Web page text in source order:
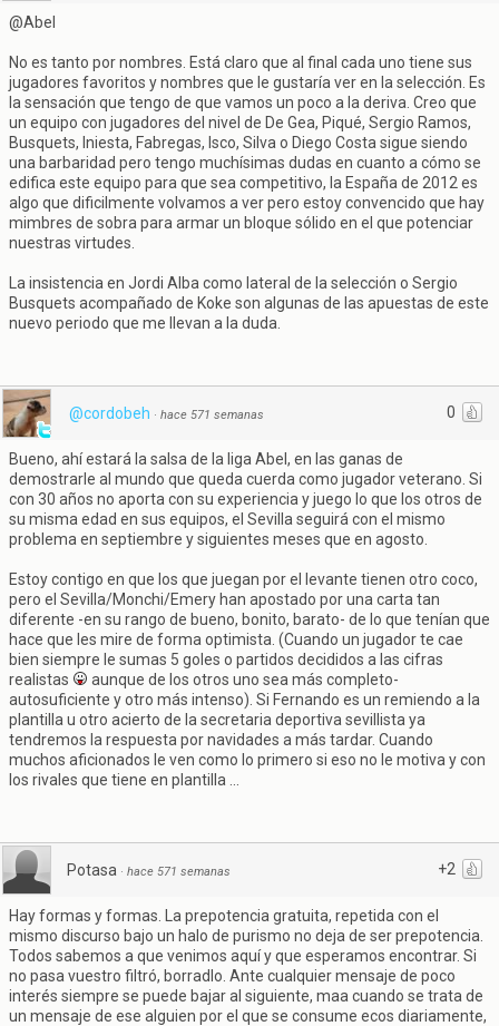
@Abel
No es tanto por nombres. Está claro que al final cada uno tiene sus
jugadores favoritos y nombres que le gustaría ver en la selección. Es
la sensación que tengo de que vamos un poco a la deriva. Creo que
un equipo con jugadores del nivel de De Gea, Piqué, Sergio Ramos,
Busquets, Iniesta, Fabregas, Isco, Silva o Diego Costa sigue siendo
una barbaridad pero tengo muchísimas dudas en cuanto a cómo se
edifica este equipo para que sea competitivo, la España de 2012 es
algo que dificilmente volvamos a ver pero estoy convencido que hay
mimbres de sobra para armar un bloque sólido en el que potenciar
nuestras virtudes.
La insistencia en Jordi Alba como lateral de la selección o Sergio
Busquets acompañado de Koke son algunas de las apuestas de este
nuevo periodo que me llevan a la duda.
0
@cordobeh · hace 571 semanas
Bueno, ahí estará la salsa de la liga Abel, en las ganas de
demostrarle al mundo que queda cuerda como jugador veterano. Si
con 30 años no aporta con su experiencia y juego lo que los otros de
su misma edad en sus equipos, el Sevilla seguirá con el mismo
problema en septiembre y siguientes meses que en agosto.
Estoy contigo en que los que juegan por el levante tienen otro coco,
pero el Sevilla/Monchi/Emery han apostado por una carta tan
diferente -en su rango de bueno, bonito, barato- de lo que tenían que
hace que les mire de forma optimista. (Cuando un jugador te cae
bien siempre le sumas 5 goles o partidos decididos a las cifras
realistas
aunque de los otros uno sea más completo-
autosuficiente y otro más intenso). Si Fernando es un remiendo a la
plantilla u otro acierto de la secretaria deportiva sevillista ya
tendremos la respuesta por navidades a más tardar. Cuando
muchos aficionados le ven como lo primero si eso no le motiva y con
los rivales que tiene en plantilla ...
+2
Potasa · hace 571 semanas
Hay formas y formas. La prepotencia gratuita, repetida con el
mismo discurso bajo un halo de purismo no deja de ser prepotencia.
Todos sabemos a que venimos aquí y que esperamos encontrar. Si
no pasa vuestro filtró, borradlo. Ante cualquier mensaje de poco
interés siempre se puede bajar al siguiente, maa cuando se trata de
un mensaje de ese alguien por el que se consume ecos diariamente,